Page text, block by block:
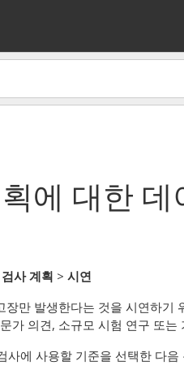
에 대한
검사 계획 > 시연
장만 발생한다는 것을 시연하기
가 의견, 소규모 시험 연구 또
사에 사용할 기준을 선택한 다